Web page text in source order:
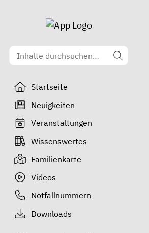
Startseite
Neuigkeiten
Veranstaltungen
Wissenswertes
Familienkarte
Videos
Notfallnummern
Downloads